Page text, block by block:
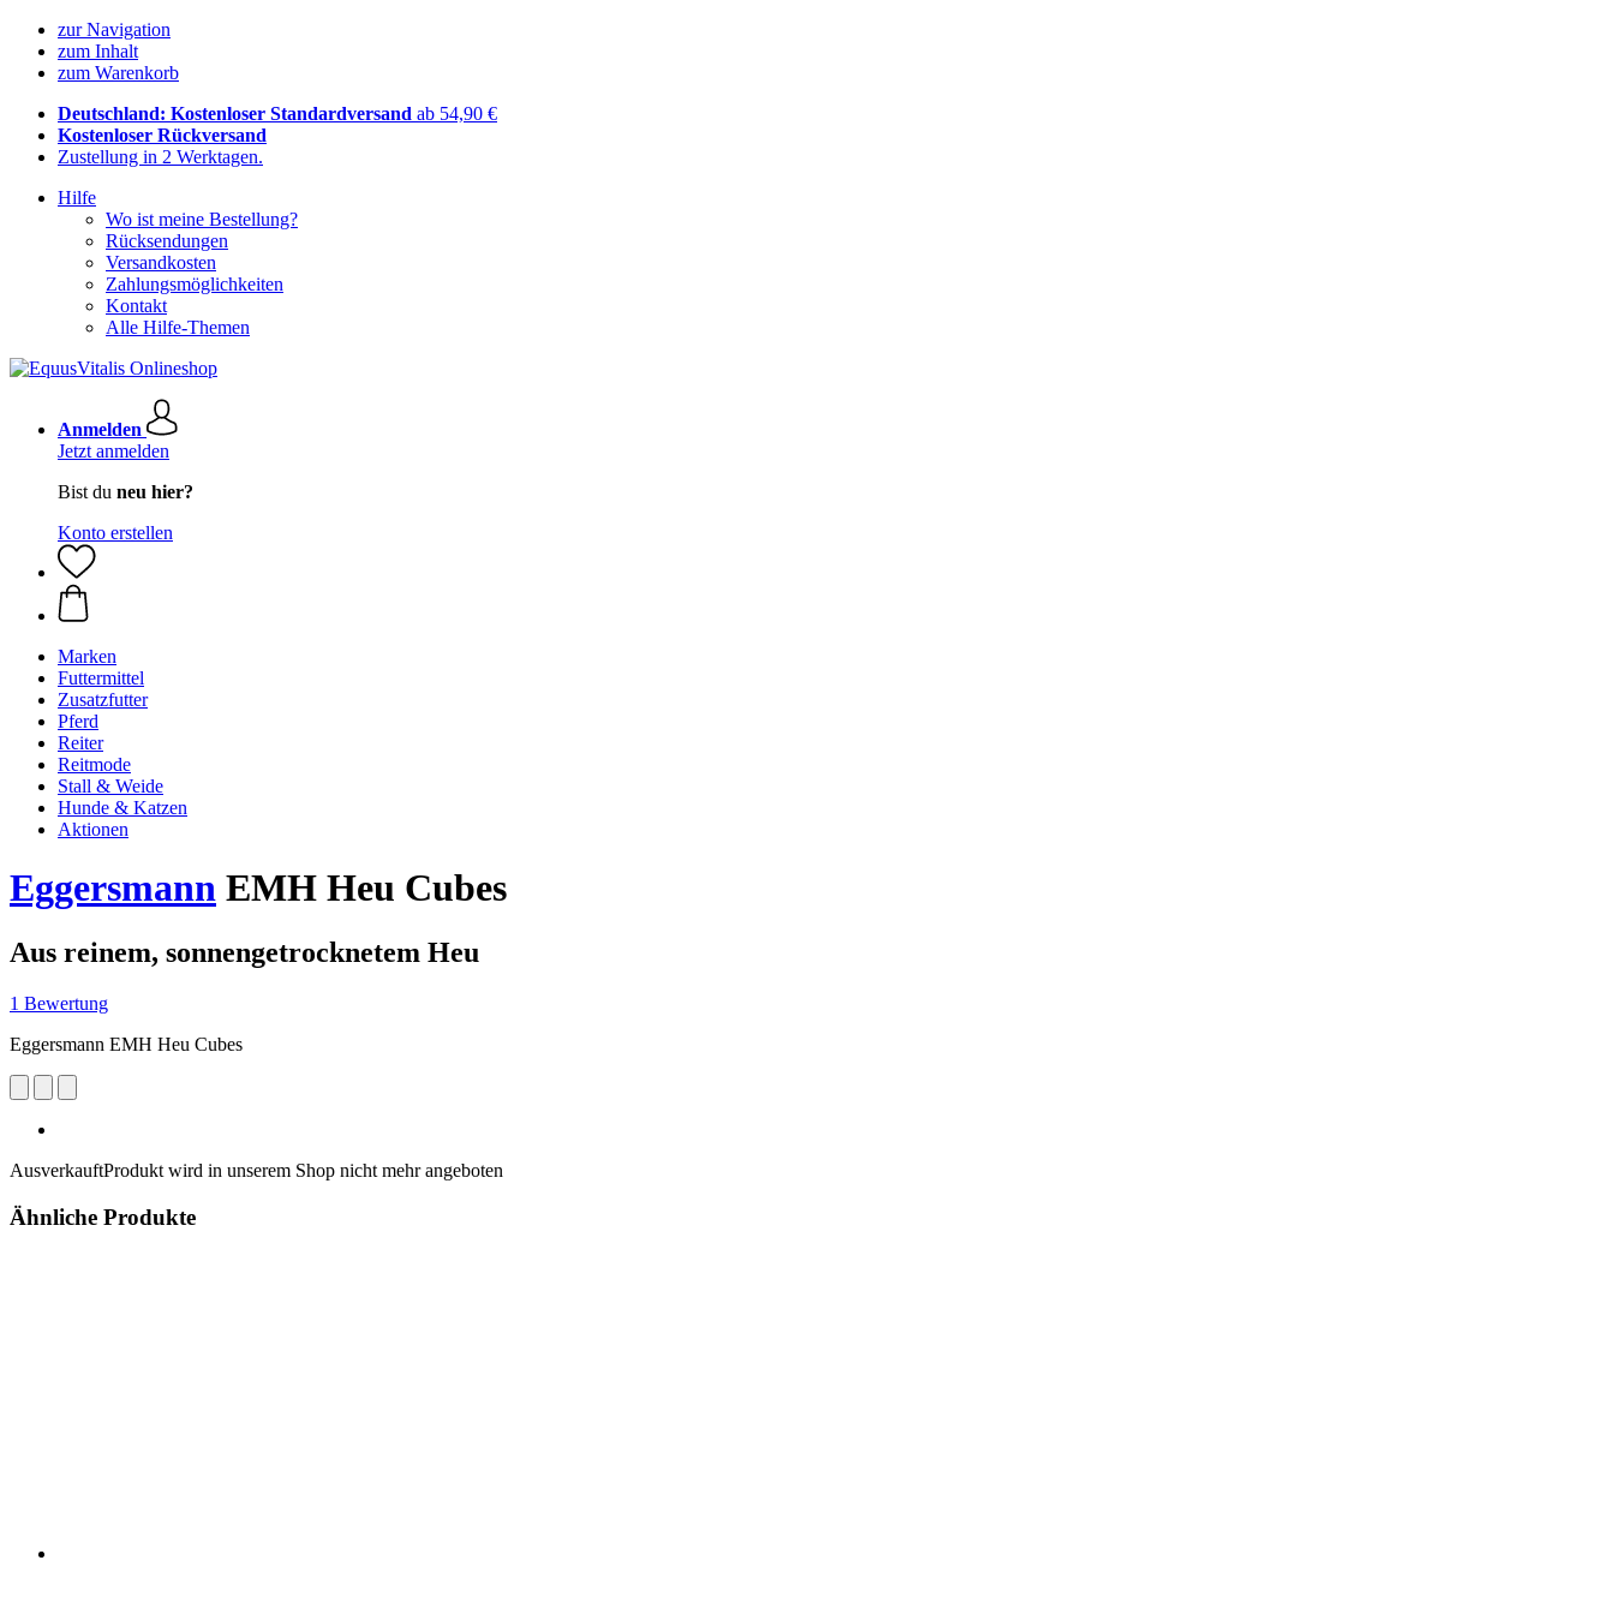
zur Navigation
zum Inhalt
zum Warenkorb
Deutschland: Kostenloser Standardversand ab 54,90 €
Kostenloser Rückversand
Zustellung in 2 Werktagen.
Hilfe
Wo ist meine Bestellung?
Rücksendungen
Versandkosten
Zahlungsmöglichkeiten
Kontakt
Alle Hilfe-Themen
Anmelden
Jetzt anmelden
Bist du neu hier?
Konto erstellen
Marken
Futtermittel
Zusatzfutter
Pferd
Reiter
Reitmode
Stall & Weide
Hunde & Katzen
Aktionen
Eggersmann EMH Heu Cubes
Aus reinem, sonnengetrocknetem Heu
1 Bewertung
Eggersmann EMH Heu Cubes
AusverkauftProdukt wird in unserem Shop nicht mehr angeboten
Ähnliche Produkte